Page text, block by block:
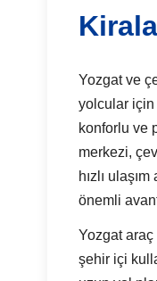
Yozgat ve
yolcular
konforlu ve
merkezi,
hızlı
önemli
Yozgat
şehir içi